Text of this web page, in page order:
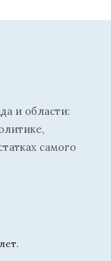
и области:
самого